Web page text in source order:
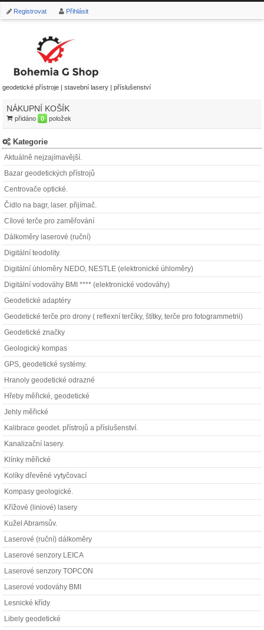
Registrovat Přihlásit
geodetické přístroje | stavební lasery | příslušenství
NÁKUPNÍ KOŠÍK
přidáno 0 položek
Kategorie
Aktuálně nejzajímavější.
Bazar geodetických přístrojů
Centrovače optické.
Čidlo na bagr, laser. přijímač.
Cílové terče pro zaměřování
Dálkoměry laserové (ruční)
Digitální teodolity.
Digitální úhloměry NEDO, NESTLE (elektronické úhloměry)
Digitální vodováhy BMI **** (elektronické vodováhy)
Geodetické adaptéry
Geodetické terče pro drony ( reflexní terčíky, štítky, terče pro fotogrammetrii)
Geodetické značky
Geologický kompas
GPS, geodetické systémy.
Hranoly geodetické odrazné
Hřeby měřické, geodetické
Jehly měřické
Kalibrace geodet. přístrojů a příslušenství.
Kanalizační lasery.
Klínky měřické
Kolíky dřevěné vytyčovací
Kompasy geologické.
Křížové (liniové) lasery
Kužel Abramsův.
Laserové (ruční) dálkoměry
Laserové senzory LEICA
Laserové senzory TOPCON
Laserové vodováhy BMI
Lesnické křídy
Libely geodetické